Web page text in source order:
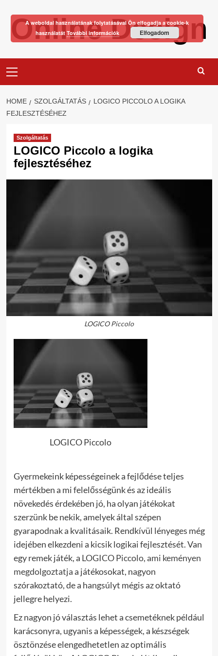
contentOnline Design
Menu
HOME SZOLGÁLTATÁS
LOGICO PICCOLO A LOGIKA
FEJLESZTÉSÉHEZ
Szolgáltatás
LOGICO Piccolo a logika
fejlesztéséhez
LOGICO Piccolo
LOGICO Piccolo
Gyermekeink képességeinek a fejlődése teljes
mértékben a mi felelősségünk és az ideális
növekedés érdekében jó, ha olyan játékokat
szerzünk be nekik, amelyek által szépen
gyarapodnak a kvalitásaik. Rendkívül lényeges még
idejében elkezdeni a kicsik logikai fejlesztését. Van
egy remek játék, a LOGICO Piccolo, ami keményen
megdolgoztatjaa játékosokat, nagyon
szórakoztató, de a hangsúlyt mégis az oktató
jellegre helyezi.
Ez nagyon jó választás lehet a csemetéknek például
karácsonyra, ugyanis a képességek, a készségek
ösztönzése elengedhetetlen az optimális
A weboldal használatának folytatásával Ön elfogadja a cookie-k
használatát További információk Elfogadom